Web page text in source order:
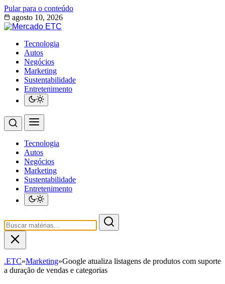
Pular para o conteúdo
agosto 10, 2026
Tecnologia
Autos
Negócios
Marketing
Sustentabilidade
Entretenimento
Tecnologia
Autos
Negócios
Marketing
Sustentabilidade
Entretenimento
.ETC»Marketing»Google atualiza listagens de produtos com suporte
a duração de vendas e categorias